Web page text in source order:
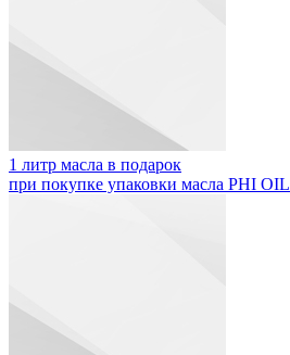
1 литр масла в подарок
при покупке упаковки масла PHI OIL